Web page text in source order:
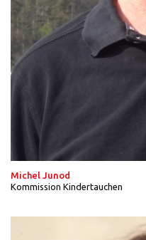
Michel Junod
Kommission Kindertauchen